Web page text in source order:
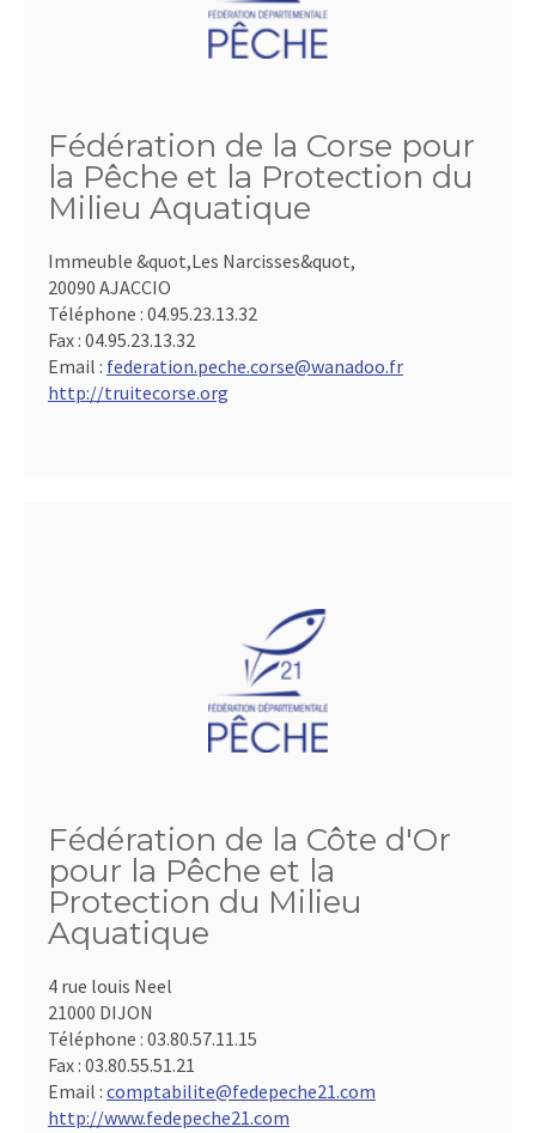
Fédération de la Corse pour
la Pêche et la Protection du
Milieu Aquatique
Immeuble &quot,Les Narcisses&quot,
20090 AJACCIO
Téléphone : 04.95.23.13.32
Fax : 04.95.23.13.32
Email : federation.peche.corse@wanadoo.fr
http://truitecorse.org
Fédération de la Côte d'Or
pour la Pêche et la
Protection du Milieu
Aquatique
4 rue louis Neel
21000 DIJON
Téléphone : 03.80.57.11.15
Fax : 03.80.55.51.21
Email : comptabilite@fedepeche21.com
http://www.fedepeche21.com